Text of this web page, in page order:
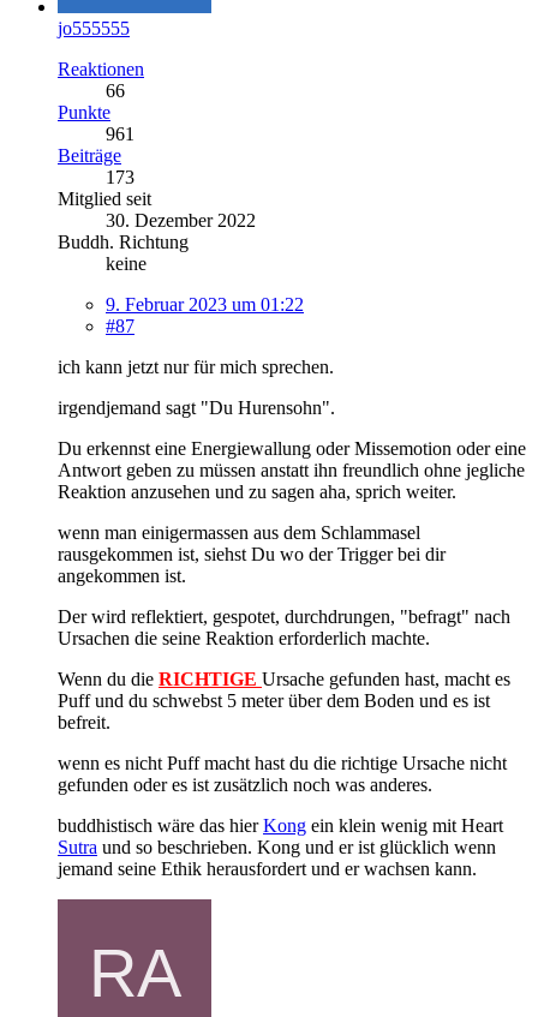
jo555555
Reaktionen
66
Punkte
961
Beiträge
173
Mitglied seit
30. Dezember 2022
Buddh. Richtung
keine
9. Februar 2023 um 01:22
#87
ich kann jetzt nur für mich sprechen.
irgendjemand sagt "Du Hurensohn".
Du erkennst eine Energiewallung oder Missemotion oder eine
Antwort geben zu müssen anstatt ihn freundlich ohne jegliche
Reaktion anzusehen und zu sagen aha, sprich weiter.
wenn man einigermassen aus dem Schlammasel
rausgekommen ist, siehst Du wo der Trigger bei dir
angekommen ist.
Der wird reflektiert, gespotet, durchdrungen, "befragt" nach
Ursachen die seine Reaktion erforderlich machte.
Wenn du die RICHTIGE Ursache gefunden hast, macht es
Puff und du schwebst 5 meter über dem Boden und es ist
befreit.
wenn es nicht Puff macht hast du die richtige Ursache nicht
gefunden oder es ist zusätzlich noch was anderes.
buddhistisch wäre das hierKong ein klein wenig mit Heart
Sutra und so beschrieben. Kong und er ist glücklich wenn
jemand seine Ethik herausfordert und er wachsen kann.